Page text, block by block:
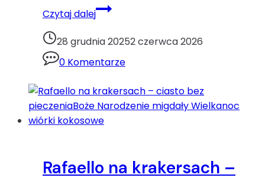
Czytaj dalejDeser
Kinder
Buenoczekolada
gorzka
mleczna
mascarpone
śmietanka
28 grudnia 20252 czerwca 2026
0 Komentarze
Rafaello na krakersach –